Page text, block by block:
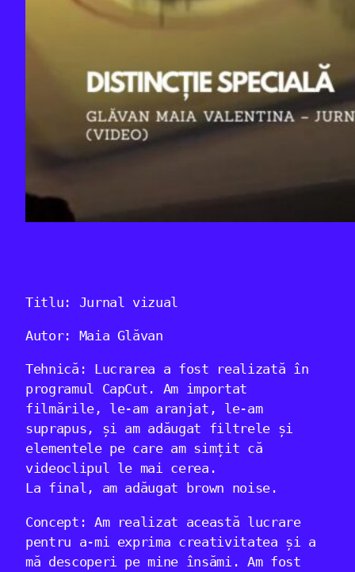
Titlu: Jurnal vizual
Autor: Maia Glăvan
Tehnică: Lucrarea a fost realizată în
programul CapCut. Am importat
filmările, le-am aranjat, le-am
suprapus, și am adăugat filtrele și
elementele pe care am simțit că
videoclipul le mai cerea.
La final, am adăugat brown noise.
Concept: Am realizat această lucrare
pentru a-mi exprima creativitatea și a
mă descoperi pe mine însămi. Am fost